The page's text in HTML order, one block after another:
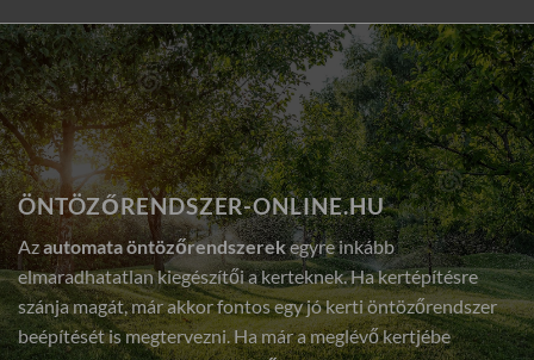
ÖNTÖZŐRENDSZER-ONLINE.HU
Azautomata öntözőrendszerekegyre inkább
elmaradhatatlan kiegészítői a kerteknek. Ha kertépítésre
szánja magát, már akkor fontos egy jó kerti öntözőrendszer
beépítését is megtervezni. Ha már a meglévő kertjébe